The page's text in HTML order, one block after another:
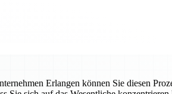
Erlangen können Sie diesen